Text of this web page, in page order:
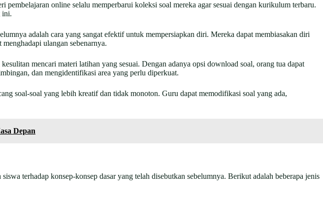
online selalu memperbarui koleksi soal mereka agar sesuai dengan kurikulum terbaru.
ini.
adalah cara yang sangat efektif untuk mempersiapkan diri. Mereka dapat membiasakan diri
ulangan sebenarnya.
mencari materi latihan yang sesuai. Dengan adanya opsi download soal, orang tua dapat
dan mengidentifikasi area yang perlu diperkuat.
soal-soal yang lebih kreatif dan tidak monoton. Guru dapat memodifikasi soal yang ada,
Depan
terhadap konsep-konsep dasar yang telah disebutkan sebelumnya. Berikut adalah beberapa jenis